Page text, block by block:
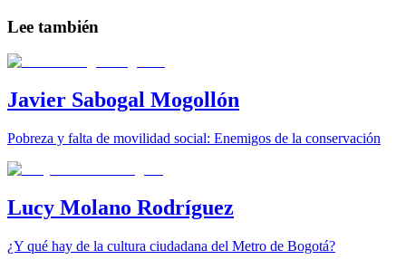
Lee también
Javier Sabogal Mogollón
Pobreza y falta de movilidad social: Enemigos de la conservación
Lucy Molano Rodríguez
¿Y qué hay de la cultura ciudadana del Metro de Bogotá?